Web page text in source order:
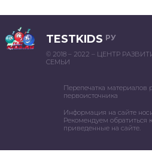
TESTKIDS РУ
© 2018 – 2022 – ЦЕНТР
СЕМЬИ
Перепечатка материалов
первоисточника
Информация на сайте
Рекомендуем обратиться
приведенные на сайте.